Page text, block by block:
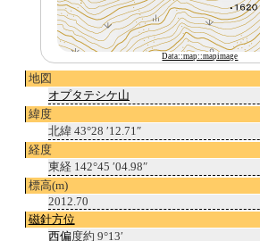
Data::map::mapimage
地図
オプタテシケ山
緯度
北緯 43°28 ′12.71″
経度
東経 142°45 ′04.98″
標高(m)
2012.70
磁針方位
西偏度約 9°13′